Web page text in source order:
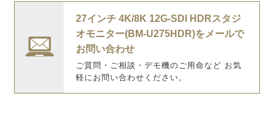
27インチ 4K/8K 12G-SDI HDRスタジ
オモニター(BM-U275HDR)をメールで
お問い合わせ
ご質問・ご相談・デモ機のご用命など お気
軽にお問い合わせください。